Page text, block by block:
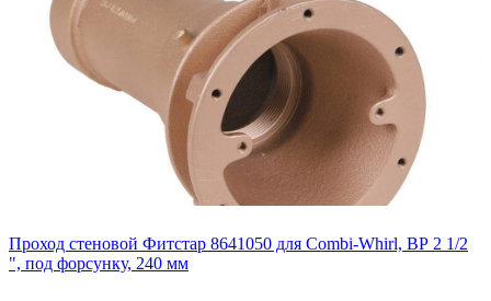
Проход стеновой Фитстар 8641050 для Combi-Whirl, ВР 2 1/2
", под форсунку, 240 мм